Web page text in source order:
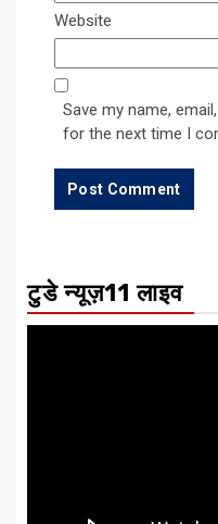
Website
Save my name,
for the next time I
टुडे न्यूज़11 लाइव